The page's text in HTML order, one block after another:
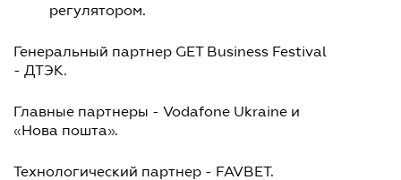
регулятором.
Генеральный партнер GET Business Festival
- ДТЭК.
Главные партнеры - Vodafone Ukraine и
«Нова пошта».
Технологический партнер - FAVBET.